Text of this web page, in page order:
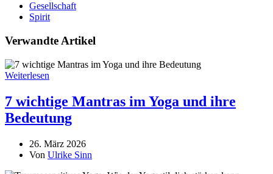
Gesellschaft
Spirit
Verwandte Artikel
Weiterlesen
7 wichtige Mantras im Yoga und ihre
Bedeutung
26. März 2026
Von Ulrike Sinn